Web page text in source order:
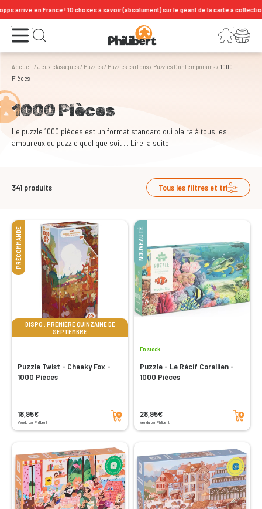
10 choses à savoir (absolument) sur le géant de la carte à collectionner !
Ouvrir le menu Ouvrir la recherche Connexion
Votre panier
Accueil / Jeux classiques/ Puzzles/ Puzzles cartons/ Puzzles Contemporains/ 1000
Pièces
1000 Pièces
Le puzzle 1000 pièces est un format standard qui plaira à tous les
amoureux du puzzle quel que soit ... Lire la suite
341 produits Tous les filtres et tri
PRÉCOMMANDE
DISPO : PREMIÈRE QUINZAINE DE
SEPTEMBRE
Puzzle Twist - Cheeky Fox -
1000 Pièces
18,95€
Vendu par Philibert
Ajouter au panier
NOUVEAUTÉ
En stock
Puzzle - Le Récif Corallien -
1000 Pièces
28,95€
Vendu par Philibert
Ajouter au panier